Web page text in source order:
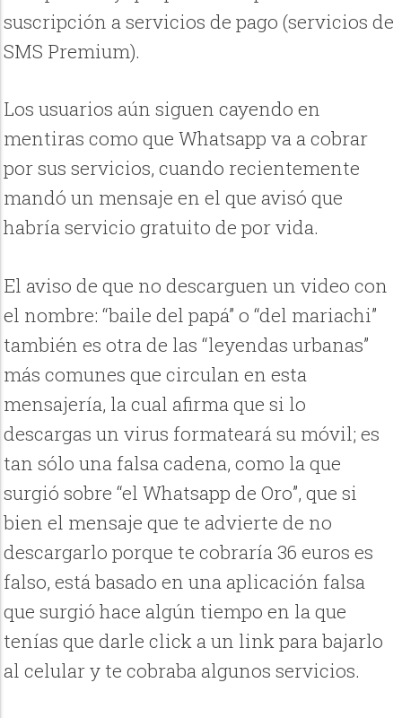
suscripción a servicios de pago (servicios de
SMS Premium).
Los usuarios aún siguen cayendo en
mentiras como que Whatsapp va a cobrar
por sus servicios, cuando recientemente
mandó un mensaje en el que avisó que
habría servicio gratuito de por vida.
El aviso de que no descarguen un video con
el nombre: “baile del papá” o “del mariachi”
también es otra de las “leyendas urbanas”
más comunes que circulan en esta
mensajería, la cual afirma que si lo
descargas un virus formateará su móvil; es
tan sólo una falsa cadena, como la que
surgió sobre “el Whatsapp de Oro”, que si
bien el mensaje que te advierte de no
descargarlo porque te cobraría 36 euros es
falso, está basado en una aplicación falsa
que surgió hace algún tiempo en la que
tenías que darle click a un link para bajarlo
al celular y te cobraba algunos servicios.